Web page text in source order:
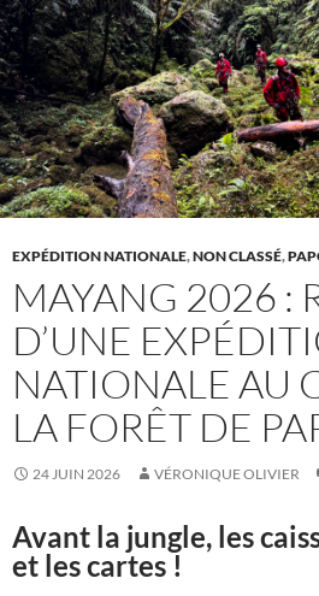
EXPÉDITION NATIONALE,NON CLASSÉ,
MAYANG 2026 :
D’UNE
NATIONALE AU
LA FORÊT DE
24 JUIN 2026 VÉRONIQUE OLIVIER
Avant la jungle, les
et les cartes !